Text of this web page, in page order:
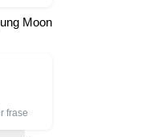
Moon
frase